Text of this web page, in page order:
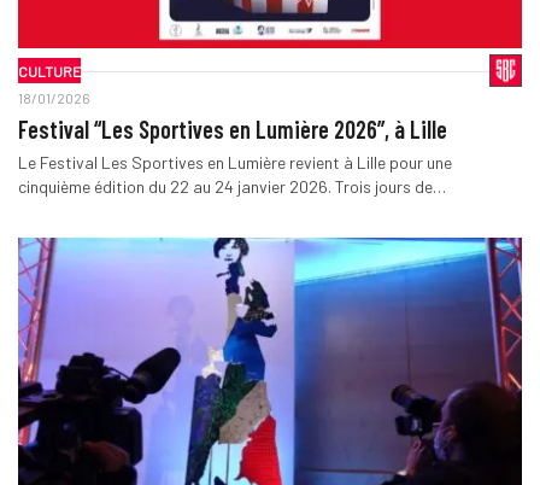
CULTURE
18/01/2026
Festival “Les Sportives en Lumière 2026”, à Lille
Le Festival Les Sportives en Lumière revient à Lille pour une
cinquième édition du 22 au 24 janvier 2026. Trois jours de…